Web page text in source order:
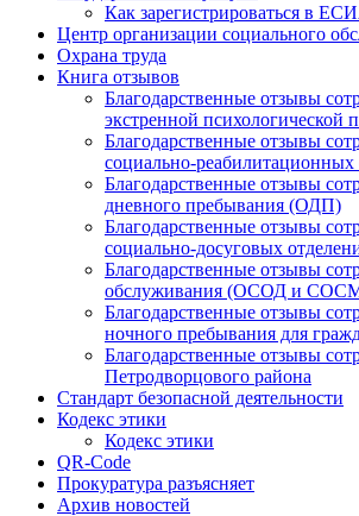
Как зарегистрироваться в
Центр организации социального
Охрана труда
Книга отзывов
Благодарственные отзывы
экстренной
Благодарственные отзывы
социально-
Благодарственные отзывы
дневного пребывания (ОДП)
Благодарственные отзывы
социально-досуговых
Благодарственные отзывы
обслуживания (ОСОД и
Благодарственные отзывы
ночного пребывания для
Благодарственные отзывы
Петродворцового района
Стандарт безопасной деятельности
Кодекс этики
Кодекс этики
QR-Code
Прокуратура разъясняет
Архив новостей